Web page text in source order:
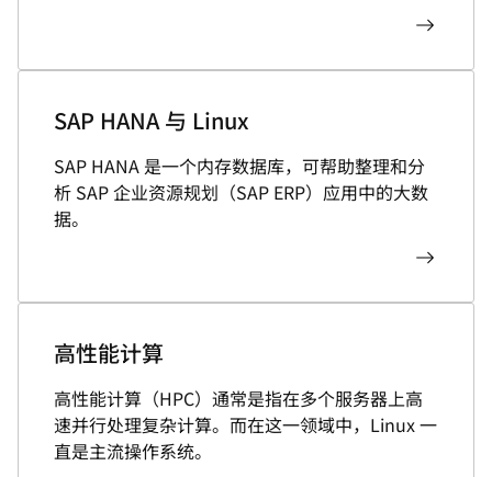
SAP HANA 与 Linux
SAP HANA 是一个内存数据库，可帮助整理和分
析 SAP 企业资源规划（SAP ERP）应用中的大数
据。
高性能计算
高性能计算（HPC）通常是指在多个服务器上高
速并行处理复杂计算。而在这一领域中，Linux 一
直是主流操作系统。